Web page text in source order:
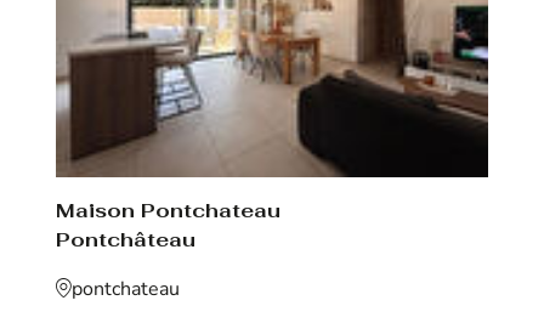
Maison Pontchateau
Pontchâteau
pontchateau